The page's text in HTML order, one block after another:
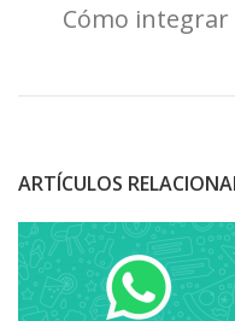
Cómo
ARTÍCULOS